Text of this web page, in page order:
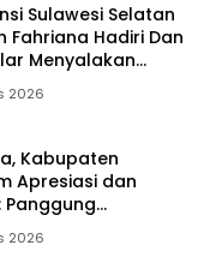
Sulawesi Selatan
Fahriana Hadiri Dan
Menyalakan
Malam
Award 2026
2026
Kabupaten
Apresiasi dan
Panggung
Publik
2026